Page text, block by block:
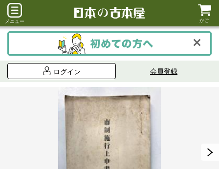
メニュー かご
ログイン 会員登録